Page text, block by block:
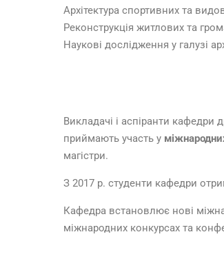
Архітектура спортивних та
Реконструкція житлових та
Наукові дослідження у галузі
Викладачі і аспіранти кафедри
приймають участь у
магістри.
З 2017 р. студенти кафедри
Кафедра встановлює нові
міжнародних конкурсах та